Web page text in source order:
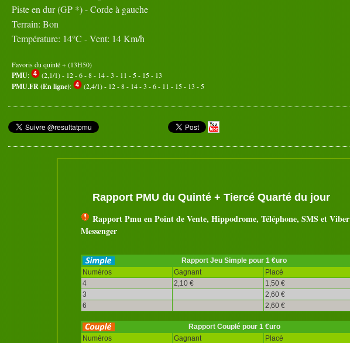
Piste en dur (GP *) - Corde à gauche
Terrain: Bon
Température: 14°C - Vent: 14 Km/h
Favoris du quinté + (13H50)
PMU: (2,1/1) - 12 - 6 - 8 - 14 - 3 - 11 - 5 - 15 - 13
PMU.FR (En ligne): (2,4/1) - 12 - 8 - 14 - 3 - 6 - 11 - 15 - 13 - 5
Rapport PMU du Quinté + Tiercé Quarté du jour
Rapport Pmu en Point de Vente, Hippodrome, Téléphone, SMS et Viber
Messenger
Rapport Jeu Simple pour 1 €uro
Numéros
Gagnant
Placé
4
2,10 €
1,50 €
3
2,60 €
6
2,60 €
Rapport Couplé pour 1 €uro
Numéros
Gagnant
Placé